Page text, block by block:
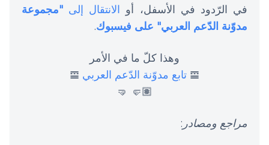
في الرّدود في الأسفل، أو الانتقال إلى "مجموعة
مدوّنة الدّعم العربي" على فيسبوك.
وهذا كلّ ما في الأمر
𝌘 تابع مدوّنة الدّعم العربي 𝌘
🤛🏽 🤜
مراجع ومصادر :